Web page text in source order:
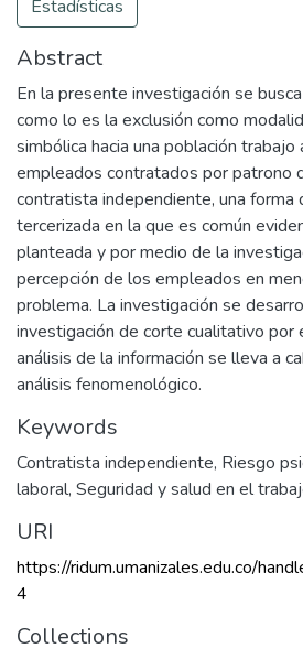
Estadísticas
Abstract
En la presente investigación se
como lo es la exclusión como
simbólica hacia una población
empleados contratados por patrono
contratista independiente, una forma
tercerizada en la que es común
planteada y por medio de la
percepción de los empleados en
problema. La investigación se
investigación de corte cualitativo por
análisis de la información se lleva a
análisis fenomenológico.
Keywords
Contratista independiente, Riesgo
laboral, Seguridad y salud en el
URI
https://ridum.umanizales.edu.co/
4
Collections